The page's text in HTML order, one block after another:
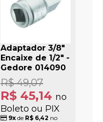
Adaptador 3/8"
Encaixe de 1/2" -
Gedore 014090
R$ 45,14 no
Boleto ou PIX
R$ 49,07
9xde R$ 6,42 no